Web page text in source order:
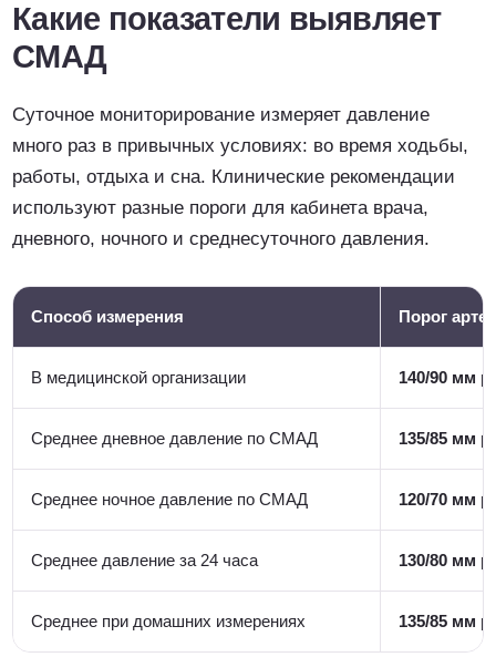
Какие показатели выявляет
СМАД
Суточное мониторирование измеряет давление
много раз в привычных условиях: во время ходьбы,
работы, отдыха и сна. Клинические рекомендации
используют разные пороги для кабинета врача,
дневного, ночного и среднесуточного давления.
Способ измерения Порог
В медицинской организации 140/90 мм
Среднее дневное давление по СМАД 135/85 мм
Среднее ночное давление по СМАД 120/70 мм
Среднее давление за 24 часа 130/80 мм
Среднее при домашних измерениях 135/85 мм